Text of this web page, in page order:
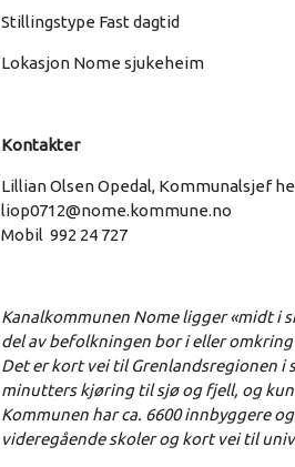
Stillingstype Fast dagtid
Lokasjon Nome sjukeheim
Kontakter
Lillian Olsen Opedal, Kommunalsjef
liop0712@nome.kommune.no
Mobil 992 24 727
Kanalkommunen Nome ligger «midt i
del av befolkningen bor i eller
Det er kort vei til Grenlandsregionen i
minutters kjøring til sjø og fjell, og
Kommunen har ca. 6600 innbyggere
videregående skoler og kort vei til